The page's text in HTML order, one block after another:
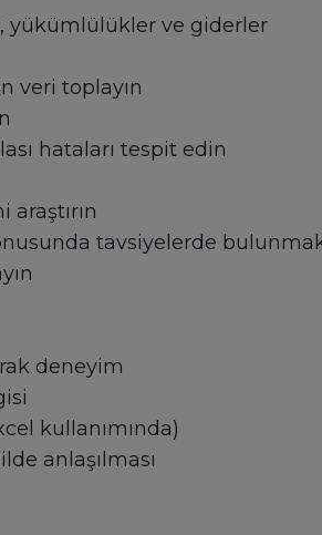
yükümlülükler ve giderler
veri toplayın
hataları tespit edin
tavsiyelerde
deneyim
kullanımında)
anlaşılması